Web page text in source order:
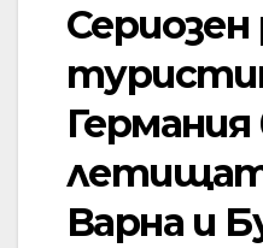
Варна и